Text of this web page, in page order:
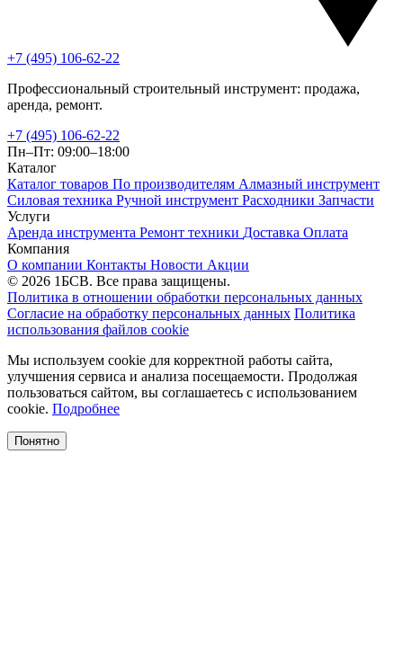
+7 (495) 106-62-22
Профессиональный строительный инструмент: продажа,
аренда, ремонт.
+7 (495) 106-62-22
Пн–Пт: 09:00–18:00
Каталог
Каталог товаров По производителям Алмазный инструмент
Силовая техника Ручной инструмент Расходники Запчасти
Услуги
Аренда инструмента Ремонт техники Доставка Оплата
Компания
О компании Контакты Новости Акции
© 2026 1БСВ. Все права защищены.
Политика в отношении обработки персональных данных
Согласие на обработку персональных данных Политика
использования файлов cookie
Мы используем cookie для корректной работы сайта,
улучшения сервиса и анализа посещаемости. Продолжая
пользоваться сайтом, вы соглашаетесь с использованием
cookie. Подробнее
Понятно